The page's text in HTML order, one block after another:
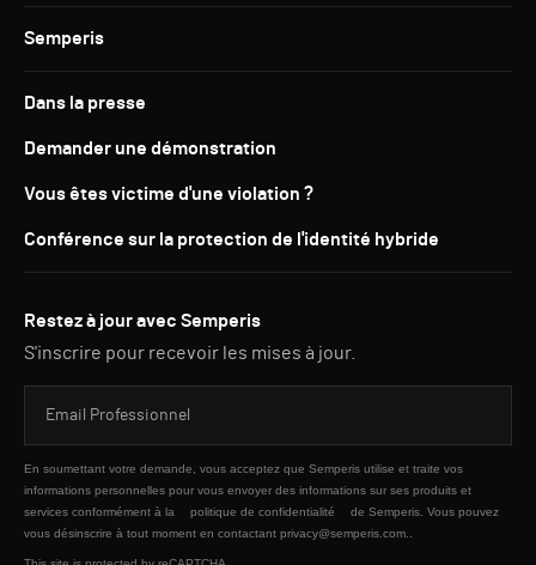
Semperis
Dans la presse
Demander une démonstration
Vous êtes victime d'une violation ?
Conférence sur la protection de l'identité hybride
Restez à jour avec Semperis
S'inscrire pour recevoir les mises à jour.
En soumettant votre demande, vous acceptez que Semperis utilise et traite vos
informations personnelles pour vous envoyer des informations sur ses produits et
services conformément à la
politique de confidentialité
de Semperis. Vous pouvez
vous désinscrire à tout moment en contactant privacy@semperis.com..